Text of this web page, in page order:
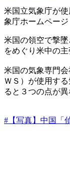
米国立気象庁が
象庁ホームペー
米国の領空で撃
をめぐり米中の主
米国の気象専門
ＷＳ）が使用す
ると３つの点が異
#【写真】中国「